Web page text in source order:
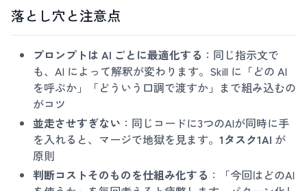
落とし穴と注意点
プロンプトは AI ごとに最適化する ：同じ指示文で
も、AI によって解釈が変わります。Skill に「どの AI
を呼ぶか」「どういう口調で渡すか」まで組み込むの
がコツ
並走させすぎない ：同じコードに3つのAIが同時に手
を入れると、マージで地獄を見ます。 1タスク1AI が
原則
判断コストそのものを仕組み化する ：「今回はどのAI